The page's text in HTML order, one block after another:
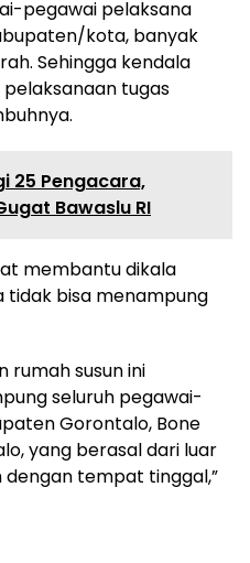
pegawai pelaksana
kota, banyak
Sehingga kendala
tugas
25 Pengacara,
Bawaslu RI
membantu dikala
tidak bisa menampung
rumah susun ini
seluruh pegawai-
Gorontalo, Bone
yang berasal dari luar
tempat tinggal,”